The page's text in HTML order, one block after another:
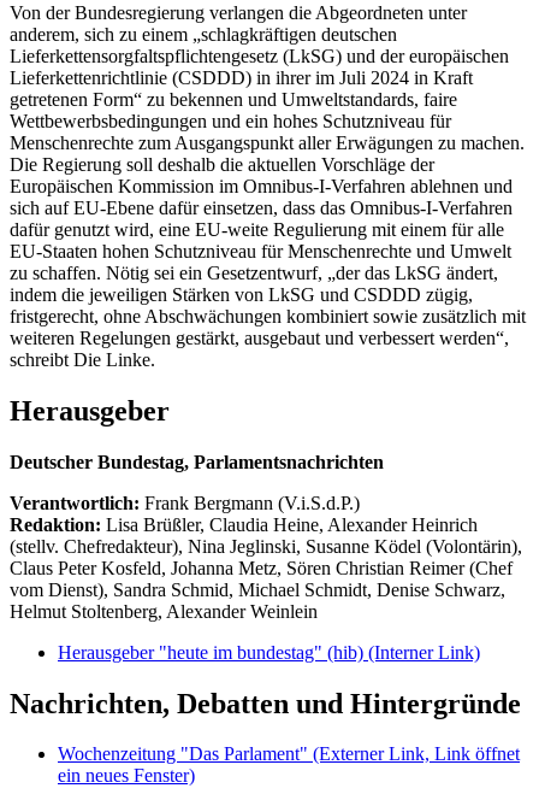
Von der Bundesregierung verlangen die Abgeordneten unter
anderem, sich zu einem „schlagkräftigen deutschen
Lieferkettensorgfaltspflichtengesetz (LkSG) und der europäischen
Lieferkettenrichtlinie (CSDDD) in ihrer im Juli 2024 in Kraft
getretenen Form“ zu bekennen und Umweltstandards, faire
Wettbewerbsbedingungen und ein hohes Schutzniveau für
Menschenrechte zum Ausgangspunkt aller Erwägungen zu machen.
Die Regierung soll deshalb die aktuellen Vorschläge der
Europäischen Kommission im Omnibus-I-Verfahren ablehnen und
sich auf EU-Ebene dafür einsetzen, dass das Omnibus-I-Verfahren
dafür genutzt wird, eine EU-weite Regulierung mit einem für alle
EU-Staaten hohen Schutzniveau für Menschenrechte und Umwelt
zu schaffen. Nötig sei ein Gesetzentwurf, „der das LkSG ändert,
indem die jeweiligen Stärken von LkSG und CSDDD zügig,
fristgerecht, ohne Abschwächungen kombiniert sowie zusätzlich mit
weiteren Regelungen gestärkt, ausgebaut und verbessert werden“,
schreibt Die Linke.
Herausgeber
Deutscher Bundestag, Parlamentsnachrichten
Verantwortlich: Frank Bergmann (V.i.S.d.P.)
Redaktion: Lisa Brüßler, Claudia Heine, Alexander Heinrich
(stellv. Chefredakteur), Nina Jeglinski, Susanne Ködel (Volontärin),
Claus Peter Kosfeld, Johanna Metz, Sören Christian Reimer (Chef
vom Dienst), Sandra Schmid, Michael Schmidt, Denise Schwarz,
Helmut Stoltenberg, Alexander Weinlein
Herausgeber "heute im bundestag" (hib) (Interner Link)
Nachrichten, Debatten und Hintergründe
Wochenzeitung "Das Parlament" (Externer Link, Link öffnet
ein neues Fenster)